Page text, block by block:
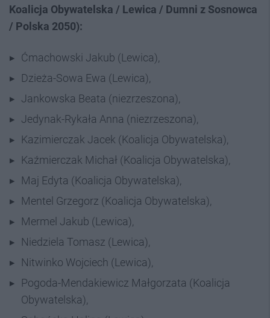
Koalicja Obywatelska / Lewica / Dumni z Sosnowca
/ Polska 2050):
Ćmachowski Jakub (Lewica),
Dzieża-Sowa Ewa (Lewica),
Jankowska Beata (niezrzeszona),
Jedynak-Rykała Anna (niezrzeszona),
Kazimierczak Jacek (Koalicja Obywatelska),
Kaźmierczak Michał (Koalicja Obywatelska),
Maj Edyta (Koalicja Obywatelska),
Mentel Grzegorz (Koalicja Obywatelska),
Mermel Jakub (Lewica),
Niedziela Tomasz (Lewica),
Nitwinko Wojciech (Lewica),
Pogoda-Mendakiewicz Małgorzata (Koalicja
Obywatelska),